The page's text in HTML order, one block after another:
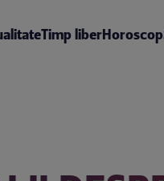
Timp liberHoroscop